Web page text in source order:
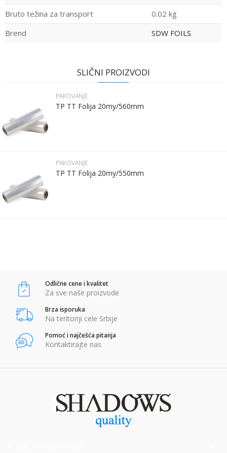
Bruto težina za transport
0.02 kg
Brend
SDW FOILS
Email:
Komentar:
POŠALJI
SLIČNI PROIZVODI
PAKOVANJE
TP TT Folija 20my/560mm
PAKOVANJE
TP TT Folija 20my/550mm
Odlične cene i kvalitet
Za sve naše proizvode
Brza isporuka
Na teritoriji cele Srbije
Pomoć i najčešća pitanja
Kontaktirajte nas